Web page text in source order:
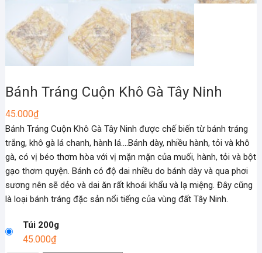
Bánh Tráng Cuộn Khô Gà Tây Ninh
45.000₫
Bánh Tráng Cuộn Khô Gà Tây Ninh được chế biến từ bánh tráng
trắng, khô gà lá chanh, hành lá….Bánh dày, nhiều hành, tỏi và khô
gà, có vị béo thơm hòa với vị mặn mặn của muối, hành, tỏi và bột
gạo thơm quyện. Bánh có độ dai nhiều do bánh dày và qua phơi
sương nên sẽ dẻo và dai ăn rất khoái khẩu và lạ miệng. Đây cũng
là loại bánh tráng đặc sản nổi tiếng của vùng đất Tây Ninh.
Túi 200g
45.000₫